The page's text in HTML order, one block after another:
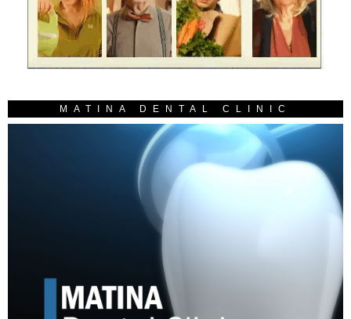
MATINA DENTAL CLINIC